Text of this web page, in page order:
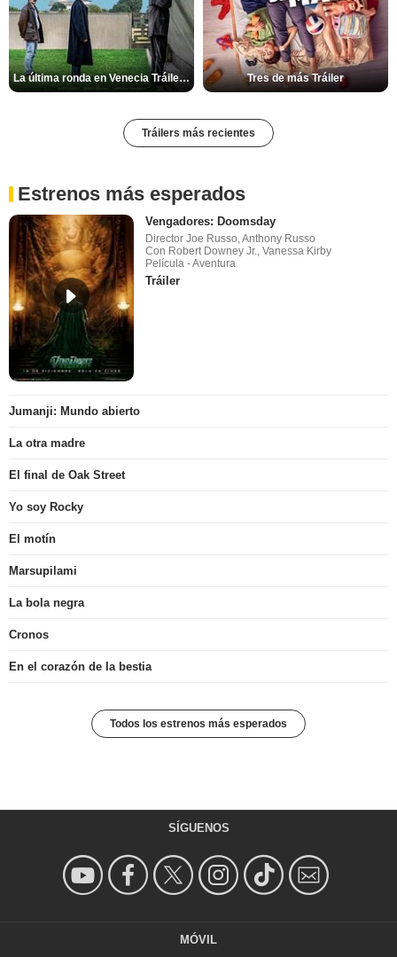
La última ronda en Venecia Tráiler VOSE Tres de más Tráiler
Tráilers más recientes
Estrenos más esperados
Vengadores: Doomsday
Director Joe Russo, Anthony Russo
Con Robert Downey Jr., Vanessa Kirby
Película - Aventura
Tráiler
Jumanji: Mundo abierto
La otra madre
El final de Oak Street
Yo soy Rocky
El motín
Marsupilami
La bola negra
Cronos
En el corazón de la bestia
Todos los estrenos más esperados
SÍGUENOS
MÓVIL